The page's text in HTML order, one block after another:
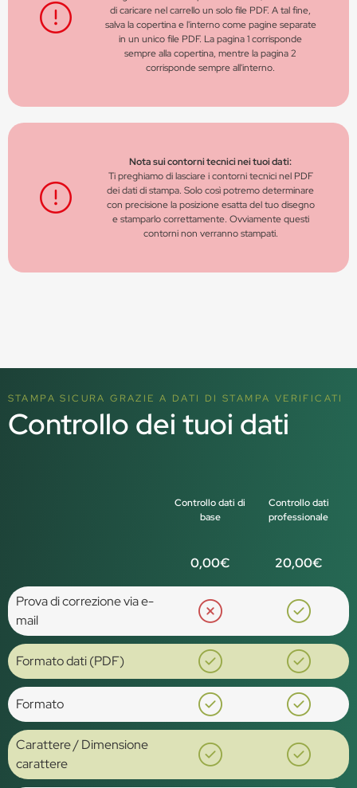
di caricare nel carrello un solo file PDF. A tal fine,
salva la copertina e l'interno come pagine separate
in un unico file PDF. La pagina 1 corrisponde
sempre alla copertina, mentre la pagina 2
corrisponde sempre all'interno.
Nota sui contorni tecnici nei tuoi dati:
Ti preghiamo di lasciare i contorni tecnici nel PDF
dei dati di stampa. Solo così potremo determinare
con precisione la posizione esatta del tuo disegno
e stamparlo correttamente. Ovviamente questi
contorni non verranno stampati.
STAMPA SICURA GRAZIE A DATI DI STAMPA VERIFICATI
Controllo dei tuoi dati
Controllo dati di
base
Controllo dati
professionale
0,00€ 20,00€
Prova di correzione via e-
mail
Formato dati (PDF)
Formato
Carattere / Dimensione
carattere